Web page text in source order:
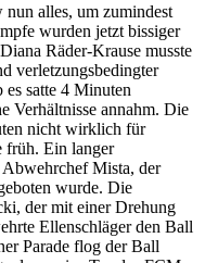
nun alles, um zumindest
wurden jetzt bissiger
Räder-Krause musste
verletzungsbedingter
es satte 4 Minuten
Verhältnisse annahm. Die
nicht wirklich für
früh. Ein langer
Mista, der
wurde. Die
der mit einer Drehung
Ellenschläger den Ball
Parade flog der Ball